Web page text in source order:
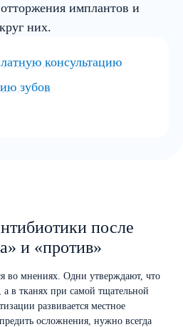
имплантов и
них.
консультацию
зубов
после
и «против»
во мнениях. Одни утверждают, что
в тканях при самой тщательной
развивается местное
осложнения, нужно всегда